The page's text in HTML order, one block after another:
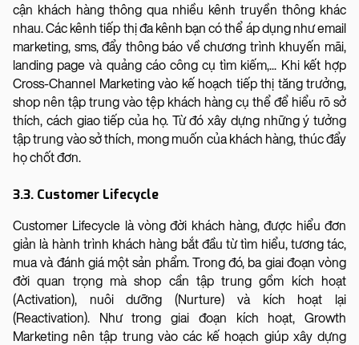
cận khách hàng thông qua nhiều kênh truyền thông khác
nhau. Các kênh tiếp thị đa kênh bạn có thể áp dụng như email
marketing, sms, đẩy thông báo về chương trình khuyến mãi,
landing page và quảng cáo công cụ tìm kiếm,... Khi kết hợp
Cross-Channel Marketing vào kế hoạch tiếp thị tăng trưởng,
shop nên tập trung vào tệp khách hàng cụ thể để hiểu rõ sở
thích, cách giao tiếp của họ. Từ đó xây dựng những ý tưởng
tập trung vào sở thích, mong muốn của khách hàng, thúc đẩy
họ chốt đơn.
3.3. Customer Lifecycle
Customer Lifecycle là vòng đời khách hàng, được hiểu đơn
giản là hành trình khách hàng bắt đầu từ tìm hiểu, tương tác,
mua và đánh giá một sản phẩm. Trong đó, ba giai đoạn vòng
đời quan trọng mà shop cần tập trung gồm kích hoạt
(Activation), nuôi dưỡng (Nurture) và kích hoạt lại
(Reactivation). Như trong giai đoạn kích hoạt, Growth
Marketing nên tập trung vào các kế hoạch giúp xây dựng